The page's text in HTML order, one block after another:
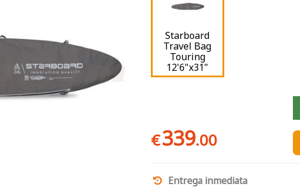
Starboard
Travel Bag
Touring
12'6"x31"
€339.00
Entrega inmediata